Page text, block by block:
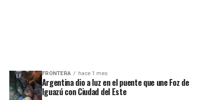
FRONTERA hace 1 mes
Argentina dio a luz en el puente que une Foz de
Iguazú con Ciudad del Este